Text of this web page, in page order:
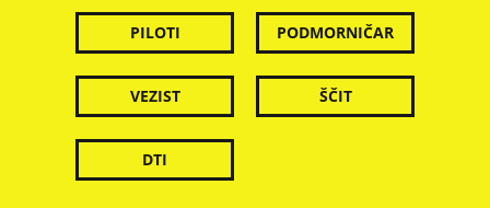
PILOTI PODMORNIČAR
VEZIST ŠČIT
DTI